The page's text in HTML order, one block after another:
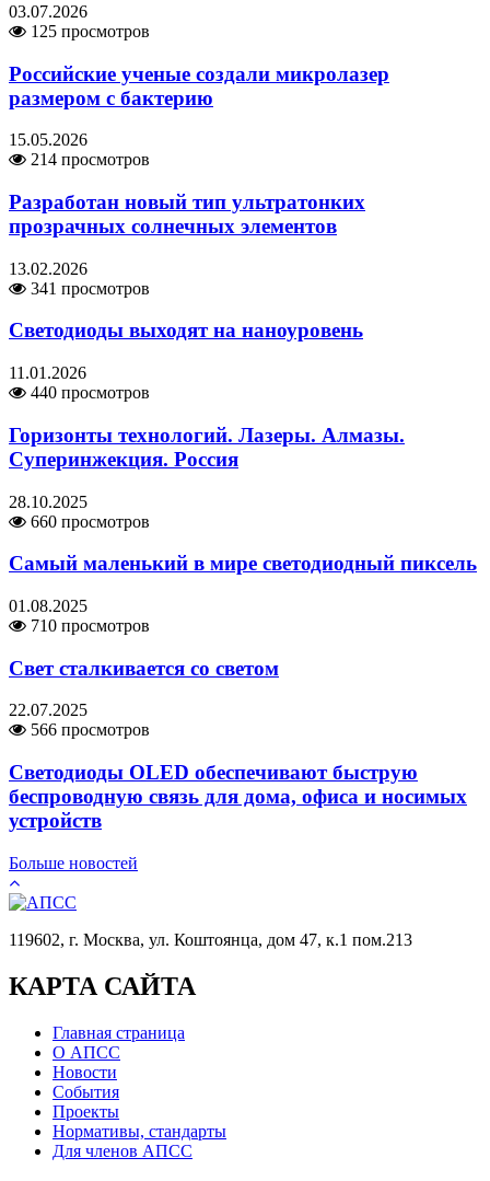
03.07.2026
125 просмотров
Российские ученые создали микролазер
размером с бактерию
15.05.2026
214 просмотров
Разработан новый тип ультратонких
прозрачных солнечных элементов
13.02.2026
341 просмотров
Светодиоды выходят на наноуровень
11.01.2026
440 просмотров
Горизонты технологий. Лазеры. Алмазы.
Суперинжекция. Россия
28.10.2025
660 просмотров
Самый маленький в мире светодиодный пиксель
01.08.2025
710 просмотров
Свет сталкивается со светом
22.07.2025
566 просмотров
Светодиоды OLED обеспечивают быструю
беспроводную связь для дома, офиса и носимых
устройств
Больше новостей
119602, г. Москва, ул. Коштоянца, дом 47, к.1 пом.213
КАРТА САЙТА
Главная страница
О АПСС
Новости
События
Проекты
Нормативы, стандарты
Для членов АПСС